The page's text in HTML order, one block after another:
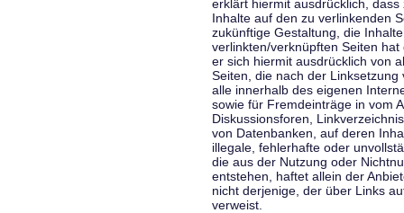
erklärt hiermit ausdrücklich,
Inhalte auf den zu verlinkenden
zukünftige Gestaltung, die
verlinkten/verknüpften Seiten
er sich hiermit ausdrücklich von
Seiten, die nach der
alle innerhalb des eigenen
sowie für Fremdeinträge in vom
Diskussionsforen,
von Datenbanken, auf deren
illegale, fehlerhafte oder
die aus der Nutzung oder
entstehen, haftet allein der
nicht derjenige, der über Links
verweist.